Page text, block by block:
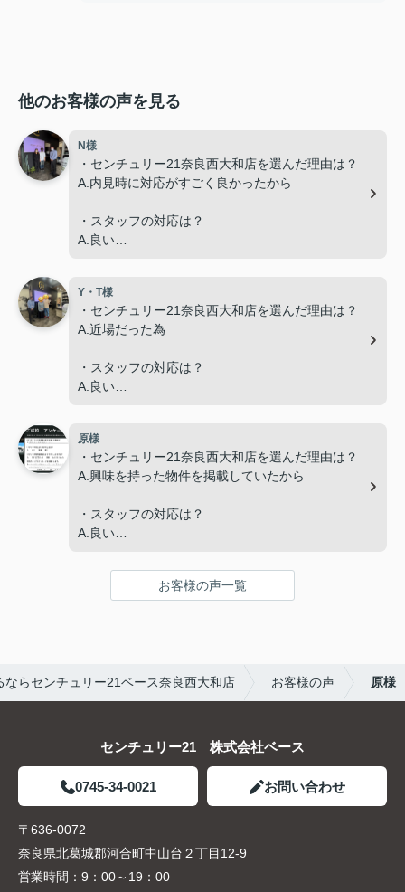
他のお客様の声を見る
N様
・センチュリー21奈良西大和店を選んだ理由は？
A.内見時に対応がすごく良かったから
・スタッフの対応は？
A.良い
A.わかりやすかった
・担当スタッフにメッセージをお願いします。
ださり有難うございました。
Y・T様
・センチュリー21奈良西大和店を選んだ理由は？
A.近場だった為
・スタッフの対応は？
A.良い
A.わかりやすかった
・担当スタッフにメッセージをお願いします。
やりとりもスムーズに進められました。ありがとう
ございます。
原様
・センチュリー21奈良西大和店を選んだ理由は？
A.興味を持った物件を掲載していたから
・スタッフの対応は？
A.良い
・スタッフの説明はわかりやすかったですか？
A.わかりやすかった
最後まで対応していただきありがとうございまし
た
お客様の声一覧
らセンチュリー21ベース奈良西大和店 お客様の声 原様
センチュリー21 株式会社ベース
0745-34-0021 お問い合わせ
〒636-0072
奈良県北葛城郡河合町中山台２丁目12-9
営業時間： 9：00～19：00